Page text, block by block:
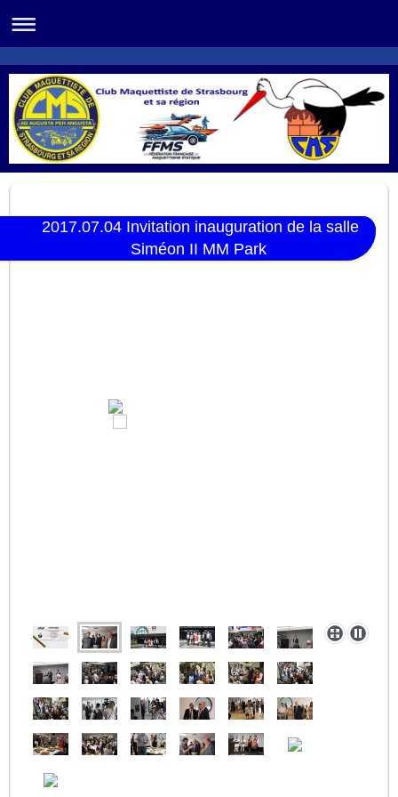
2017.07.04 Invitation inauguration de la salle
Siméon II MM Park